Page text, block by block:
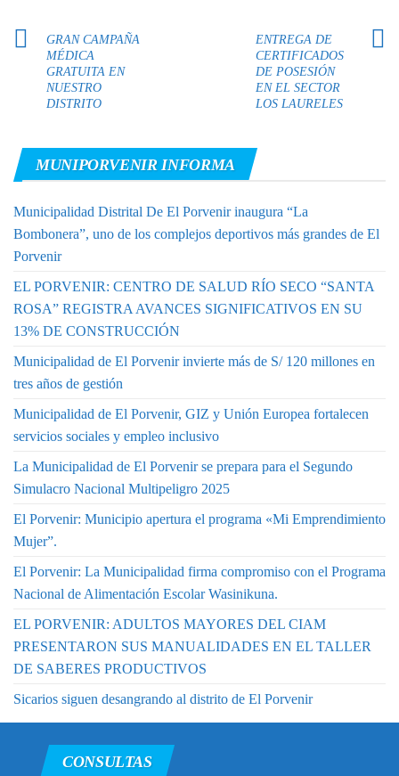
GRAN CAMPAÑA
MÉDICA
GRATUITA EN
NUESTRO
DISTRITO
ENTREGA DE
CERTIFICADOS
DE POSESIÓN
EN EL SECTOR
LOS LAURELES
MUNIPORVENIR INFORMA
Municipalidad Distrital De El Porvenir inaugura “La
Bombonera”, uno de los complejos deportivos más grandes de El
Porvenir
EL PORVENIR: CENTRO DE SALUD RÍO SECO “SANTA
ROSA” REGISTRA AVANCES SIGNIFICATIVOS EN SU
13% DE CONSTRUCCIÓN
Municipalidad de El Porvenir invierte más de S/ 120 millones en
tres años de gestión
Municipalidad de El Porvenir, GIZ y Unión Europea fortalecen
servicios sociales y empleo inclusivo
La Municipalidad de El Porvenir se prepara para el Segundo
Simulacro Nacional Multipeligro 2025
El Porvenir: Municipio apertura el programa «Mi Emprendimiento
Mujer”.
El Porvenir: La Municipalidad firma compromiso con el Programa
Nacional de Alimentación Escolar Wasinikuna.
EL PORVENIR: ADULTOS MAYORES DEL CIAM
PRESENTARON SUS MANUALIDADES EN EL TALLER
DE SABERES PRODUCTIVOS
Sicarios siguen desangrando al distrito de El Porvenir
CONSULTAS